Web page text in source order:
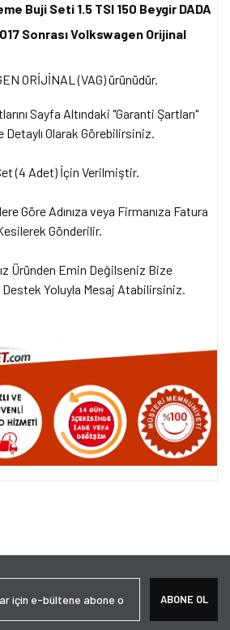
Buji Seti 1.5 TSI 150 Beygir DADA
Sonrası Volkswagen Orijinal
ORİJİNAL (VAG) ürünüdür.
Sayfa Altındaki "Garanti Şartları"
Detaylı Olarak Görebilirsiniz.
(4 Adet) İçin Verilmiştir.
Göre Adınıza veya Firmanıza Fatura
Gönderilir.
Üründen Emin Değilseniz Bize
Yoluyla Mesaj Atabilirsiniz.
eksik bilgiler bulunuyor.
ABONE OL